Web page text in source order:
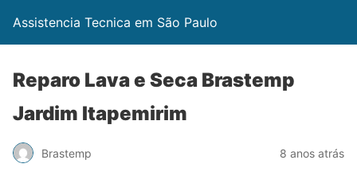
Assistencia Tecnica em São Paulo
Reparo Lava e Seca Brastemp
Jardim Itapemirim
Brastemp 8 anos atrás